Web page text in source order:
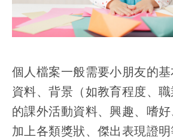
個人檔案一般需要小朋友的
資料、背景（如教育程度、
的課外活動資料、興趣、嗜
加上各類獎狀、傑出表現證